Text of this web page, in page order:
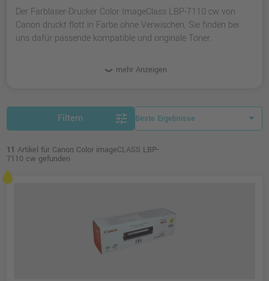
Der Farblaser-Drucker Color ImageClass LBP-7110 cw von
Canon druckt flott in Farbe ohne Verwischen, Sie finden bei
uns dafür passende kompatible und originale Toner.
mehr Anzeigen
Filtern tune
11 Artikel für Canon Color imageCLASS LBP-
7110 cw gefunden